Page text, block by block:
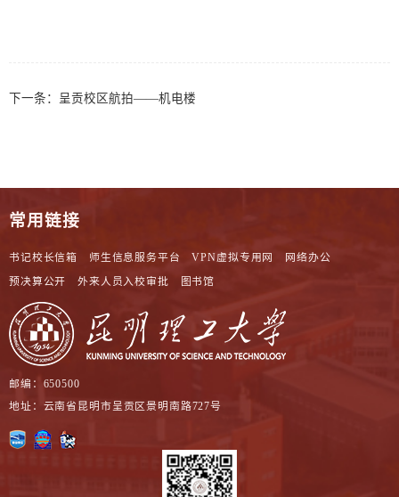
下一条： 呈贡校区航拍——机电楼
常用链接
书记校长信箱 师生信息服务平台 VPN虚拟专用网
网络办公
预决算公开
外来人员入校审批 图书馆
邮编：650500
地址：云南省昆明市呈贡区景明南路727号